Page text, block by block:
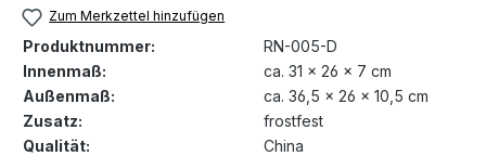
Zum Merkzettel hinzufügen
Produktnummer:
RN-005-D
Innenmaß:
ca. 31 x 26 x 7 cm
Außenmaß:
ca. 36,5 x 26 x 10,5 cm
Zusatz:
frostfest
Qualität:
China